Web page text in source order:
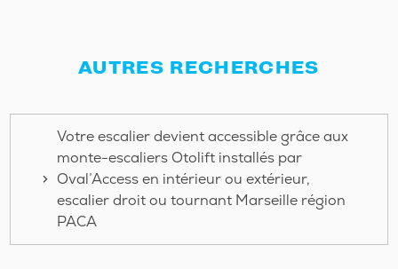
AUTRES RECHERCHES
Votre escalier devient accessible grâce aux
monte-escaliers Otolift installés par
Oval’Access en intérieur ou extérieur,
escalier droit ou tournant Marseille région
PACA